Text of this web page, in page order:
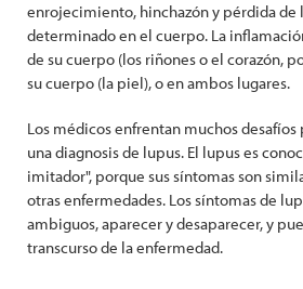
enrojecimiento, hinchazón y pérdida de
determinado en el cuerpo. La
de su cuerpo (los riñones o el corazón,
su cuerpo (la piel), o en ambos lugares.
Los médicos enfrentan muchos
una diagnosis de lupus. El lupus es
imitador", porque sus síntomas son
otras enfermedades. Los síntomas de
ambiguos, aparecer y desaparecer, y
transcurso de la enfermedad.